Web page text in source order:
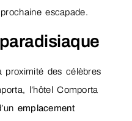
escapade.
des célèbres
l’hôtel Comporta
emplacement